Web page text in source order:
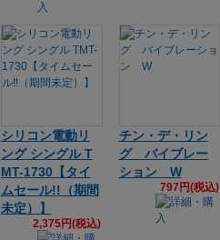
シリコン電動リ
ング シングル T
MT-1730【タイ
ムセール!!（期間
未定）】
2,375円(税込)
チン・デ・リン
グ バイブレー
ション W
797円(税込)